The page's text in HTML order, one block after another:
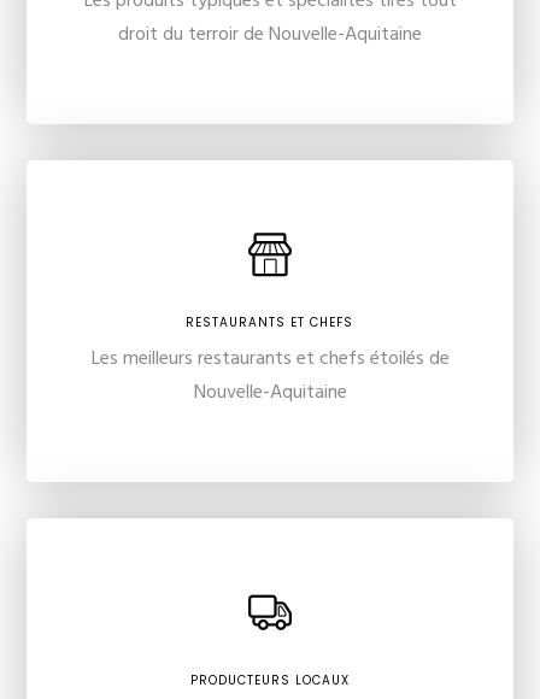
droit du terroir de Nouvelle-Aquitaine
RESTAURANTS ET CHEFS
Les meilleurs restaurants et chefs étoilés de
Nouvelle-Aquitaine
PRODUCTEURS LOCAUX